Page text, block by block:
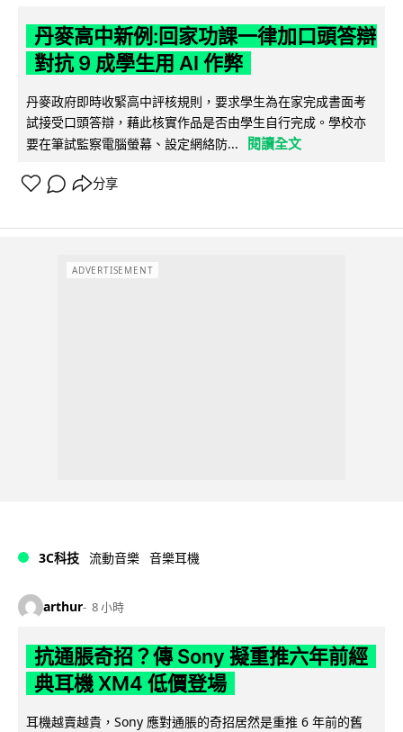
丹麥高中新例:回家功課一律加口頭答辯
對抗 9 成學生用 AI 作弊
丹麥政府即時收緊高中評核規則，要求學生為在家完成書面考
試接受口頭答辯，藉此核實作品是否由學生自行完成。學校亦
要在筆試監察電腦螢幕、設定網絡防...
閱讀全文
分享
ADVERTISEMENT
3C科技 流動音樂 音樂耳機
arthur 8 小時
抗通脹奇招？傳 Sony 擬重推六年前經
典耳機 XM4 低價登場
耳機越賣越貴，Sony 應對通脹的奇招居然是重推 6 年前的舊